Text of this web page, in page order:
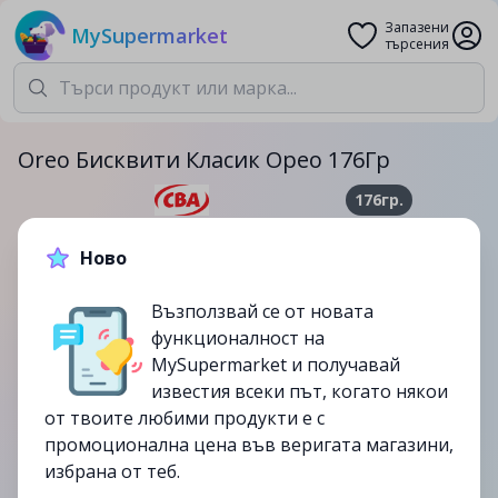
MySupermarket
Запазени
търсения
Oreo Бисквити Класик Орео 176Гр
176гр.
2.99лв.
10/09
Ново
Възползвай се от новата
функционалност на
MySupermarket и получавай
известия всеки път, когато някои
от твоите любими продукти е с
промоционална цена във веригата магазини,
избрана от теб.